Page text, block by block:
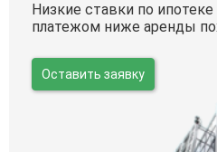
Низкие ставки по
платежом ниже аренды
Оставить заявку